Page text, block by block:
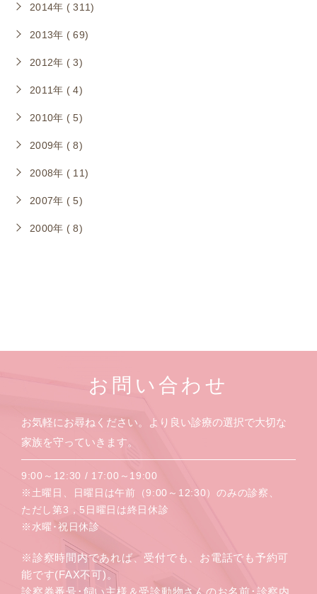
2014年 ( 311)
2013年 ( 69)
2012年 ( 3)
2011年 ( 4)
2010年 ( 5)
2009年 ( 8)
2008年 ( 11)
2007年 ( 5)
2000年 ( 8)
お問い合わせ
お気軽にお尋ねください。より良い診療の選択で大切な
家族を守っていきます。
9:00～12:30 / 17:00～19:00
※土曜日、日曜日は午前（9:00～12:30）のみの診察、
ただし第3，5日曜日は終日休診
※水曜･祝日休診
※診察時間内であれば、受付でも、お電話でも予約可
能です(FAX不可)。
診察券番号･飼い主様＆受診動物さんのお名前･診察内